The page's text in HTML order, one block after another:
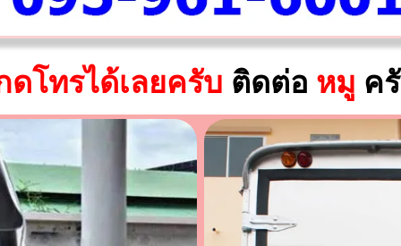
ดโทรได้เลยครับ ติดต่อ หมู ค